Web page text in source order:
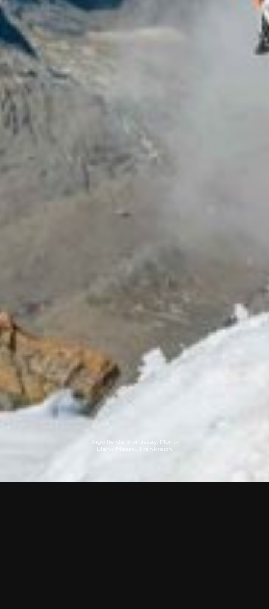
Aiguille de Bionassay, Mont-
Blanc-Massiv, Frankreich